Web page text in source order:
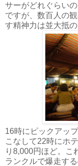
サーがどれぐらい
ですが、数百人の
す精神力は並大抵の
16時にピックアッ
こなして22時にホ
り8,000円ほど。こ
ランクルで爆走す